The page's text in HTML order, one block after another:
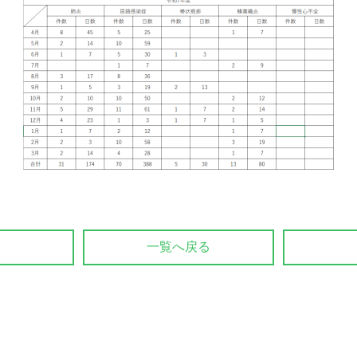
一覧へ戻る